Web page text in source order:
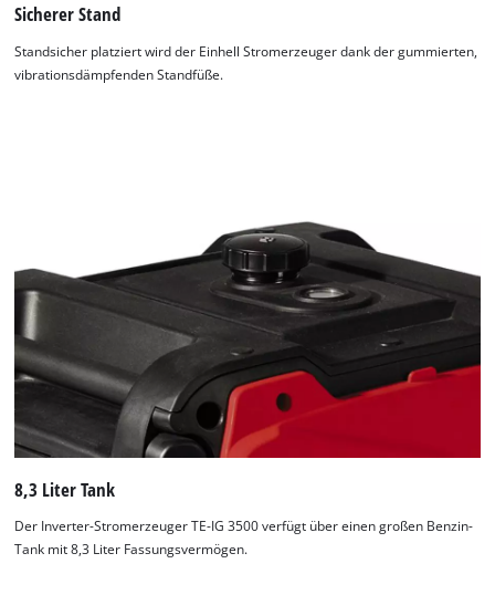
Sicherer Stand
Standsicher platziert wird der Einhell Stromerzeuger dank der gummierten,
vibrationsdämpfenden Standfüße.
8,3 Liter Tank
Der Inverter-Stromerzeuger TE-IG 3500 verfügt über einen großen Benzin-
Tank mit 8,3 Liter Fassungsvermögen.